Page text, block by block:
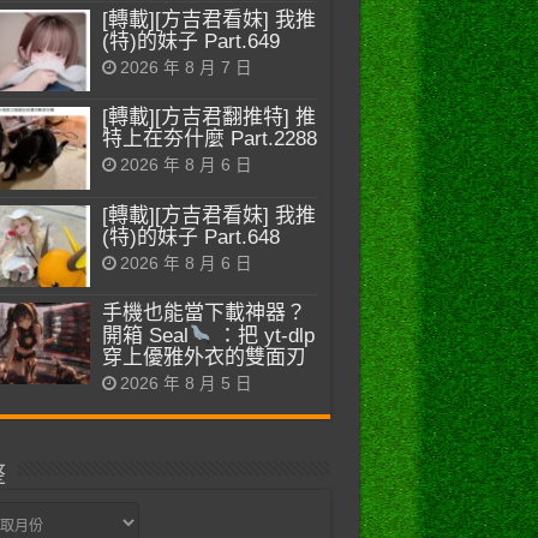
[轉載][方吉君看妹] 我推
(特)的妹子 Part.649
2026 年 8 月 7 日
[轉載][方吉君翻推特] 推
特上在夯什麼 Part.2288
2026 年 8 月 6 日
[轉載][方吉君看妹] 我推
(特)的妹子 Part.648
2026 年 8 月 6 日
手機也能當下載神器？
開箱 Seal
：把 yt-dlp
穿上優雅外衣的雙面刃
2026 年 8 月 5 日